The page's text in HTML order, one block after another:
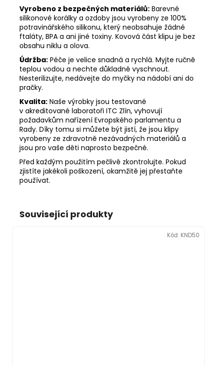
Vyrobeno z bezpečných materiálů: Barevné
silikonové korálky a ozdoby jsou vyrobeny ze 100%
potravinářského silikonu, který neobsahuje žádné
ftaláty, BPA a ani jiné toxiny. Kovová část klipu je bez
obsahu niklu a olova.
Údržba: Péče je velice snadná a rychlá. Myjte ručně
teplou vodou a nechte důkladně vyschnout.
Nesterilizujte, nedávejte do myčky na nádobí ani do
pračky.
Kvalita: Naše výrobky jsou testované
v akreditované laboratoři ITC Zlín, vyhovují
požadavkům nařízení Evropského parlamentu a
Rady. Díky tomu si můžete být jistí, že jsou klipy
vyrobeny ze zdravotně nezávadných materiálů a
jsou pro vaše děti naprosto bezpečné.
Před každým použitím pečlivě zkontrolujte. Pokud
zjistíte jakékoli poškození, okamžitě jej přestaňte
používat.
Související produkty
Kód: KND50